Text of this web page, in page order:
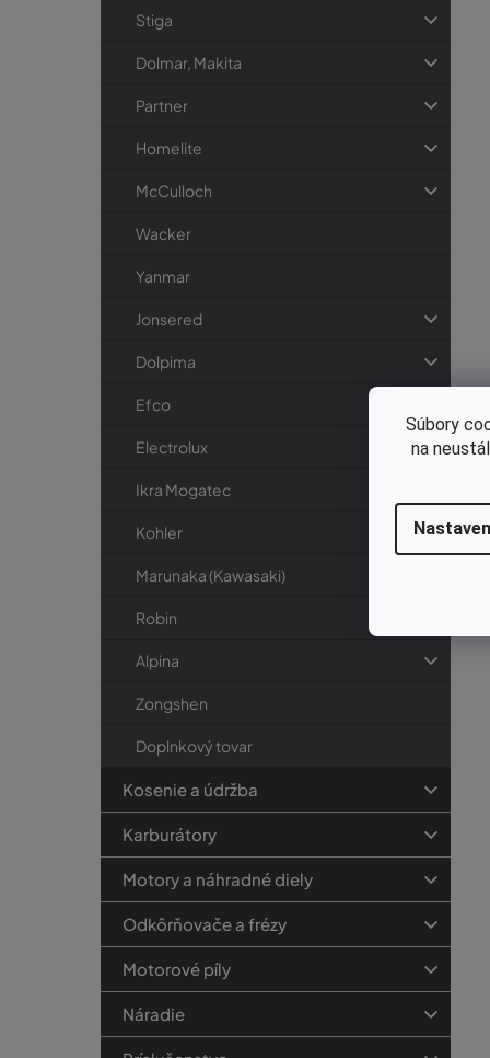
Súbory
na
Stiga
Dolmar, Makita
Partner
Homelite
McCulloch
Wacker
Yanmar
Jonsered
Dolpima
Efco
Electrolux
Ikra Mogatec
Kohler
Marunaka (Kawasaki)
Robin
Alpina
Zongshen
Doplnkový tovar
Kosenie a údržba
Karburátory
Motory a náhradné diely
Odkôrňovače a frézy
Motorové píly
Náradie